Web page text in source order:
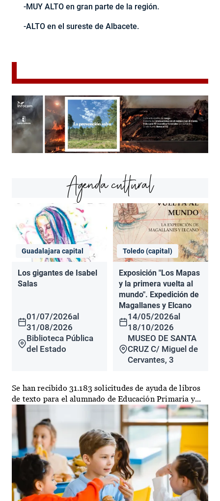
-MUY ALTO en gran parte de la región.
-ALTO en el sureste de Albacete.
Agenda cultural
Guadalajara capital
Los gigantes de Isabel
Salas
01/07/2026al
31/08/2026
Biblioteca Pública
del Estado
Toledo (capital)
Exposición "Los Mapas
y la primera vuelta al
mundo". Expedición de
Magallanes y Elcano
14/05/2026al
18/10/2026
MUSEO DE SANTA
CRUZ C/ Miguel de
Cervantes, 3
Se han recibido 31.183 solicitudes de ayuda de libros
de texto para el alumnado de Educación Primaria y...